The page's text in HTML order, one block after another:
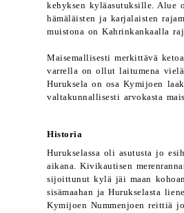
kehyksen kyläasutuksille. Alue
hämäläisten ja karjalaisten
muistona on Kahrinkankaalla
Maisemallisesti merkittävä
varrella on ollut laitumena
Huruksela on osa Kymijoen
valtakunnallisesti arvokasta
Historia
Hurukselassa oli asutusta jo
aikana. Kivikautisen
sijoittunut kylä jäi maan
sisämaahan ja Hurukselasta
Kymijoen Nummenjoen reittiä